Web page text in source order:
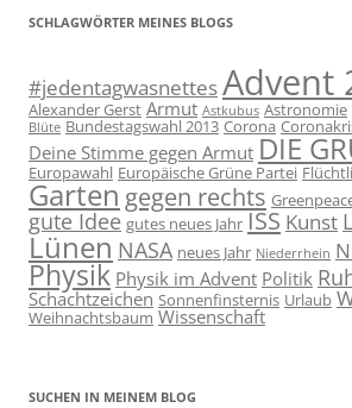
SCHLAGWÖRTER MEINES BLOGS
#jedentagwasnettesAdvent
Alexander Gerst Armut Astkubus Astronomie
Blüte Bundestagswahl 2013 Corona
Deine Stimme gegen Armut DIE
Europawahl Europäische Grüne Partei
Garten gegen rechts
gute Idee gutes neues Jahr ISS Kunst
Lünen NASA neues Jahr Niederrhein
Physik Physik im Advent Politik
Schachtzeichen Sonnenfinsternis Urlaub
Weihnachtsbaum Wissenschaft
SUCHEN IN MEINEM BLOG